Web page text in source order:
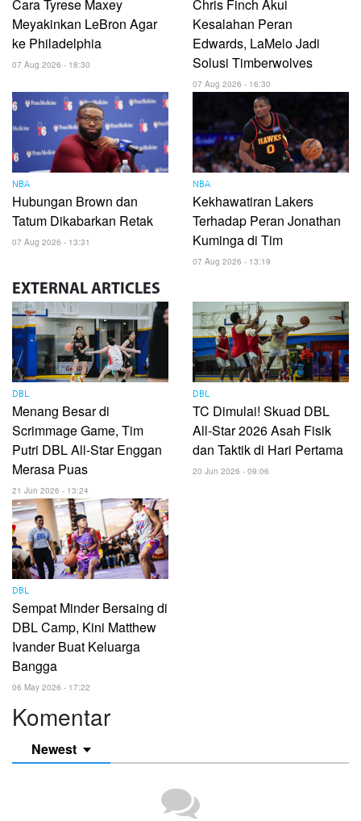
Cara Tyrese Maxey
Meyakinkan LeBron Agar
ke Philadelphia
07 Aug 2026 - 18:30
Chris Finch Akui
Kesalahan Peran
Edwards, LaMelo Jadi
Solusi Timberwolves
07 Aug 2026 - 16:30
NBA
Hubungan Brown dan
Tatum Dikabarkan Retak
07 Aug 2026 - 13:31
NBA
Kekhawatiran Lakers
Terhadap Peran Jonathan
Kuminga di Tim
07 Aug 2026 - 13:19
EXTERNAL ARTICLES
DBL
Menang Besar di
Scrimmage Game, Tim
Putri DBL All-Star Enggan
Merasa Puas
21 Jun 2026 - 13:24
DBL
TC Dimulai! Skuad DBL
All-Star 2026 Asah Fisik
dan Taktik di Hari Pertama
20 Jun 2026 - 09:06
DBL
Sempat Minder Bersaing di
DBL Camp, Kini Matthew
Ivander Buat Keluarga
Bangga
06 May 2026 - 17:22
Komentar
Newest